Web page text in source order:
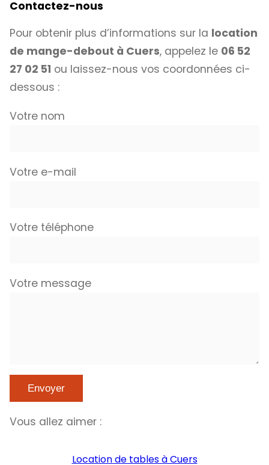
Contactez-nous
Pour obtenir plus d’informations sur la location
de mange-debout à Cuers, appelez le 06 52
27 02 51 ou laissez-nous vos coordonnées ci-
dessous :
Votre nom
Votre e-mail
Votre téléphone
Votre message
Vous allez aimer :
Location de tables à Cuers